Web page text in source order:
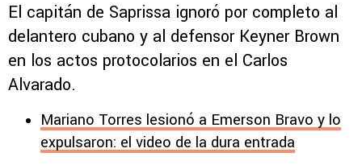
El capitán de Saprissa ignoró por completo al
delantero cubano y al defensor Keyner Brown
en los actos protocolarios en el Carlos
Alvarado.
Mariano Torres lesionó a Emerson Bravo y lo
expulsaron: el video de la dura entrada